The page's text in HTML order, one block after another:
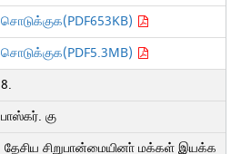
சொடுக்குக(PDF653KB)
சொடுக்குக(PDF5.3MB)
8.
பாஸ்கர். கு
தேசிய சிறுபான்மையினா் மக்கள் இயக்க